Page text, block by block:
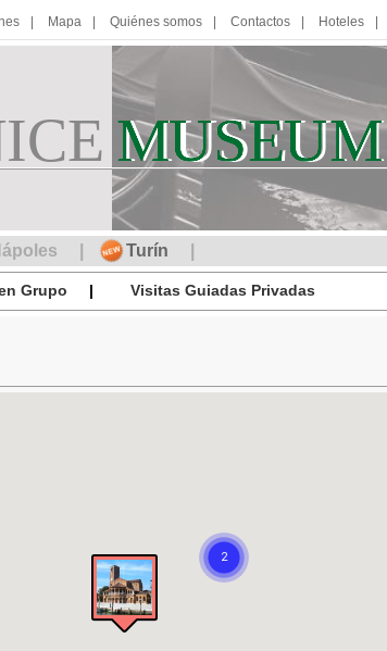
Mapa Quiénes somos Contactos Hoteles
MUSEUM
MUSEUM
Turín
Grupo Visitas Guiadas Privadas